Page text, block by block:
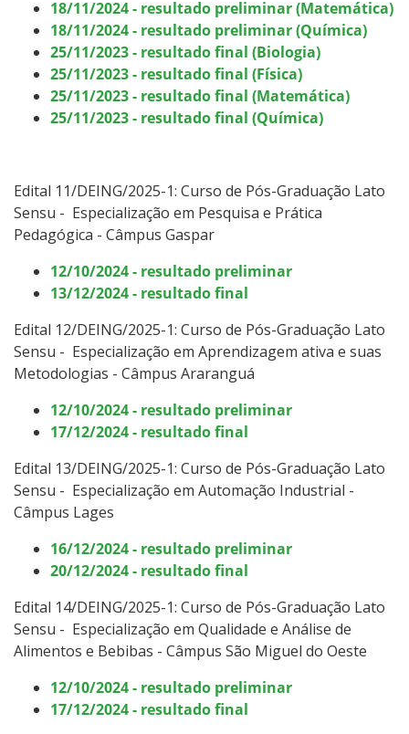
18/11/2024 - resultado preliminar (Matemática)
18/11/2024 - resultado preliminar (Química)
25/11/2023 - resultado final (Biologia)
25/11/2023 - resultado final (Física)
25/11/2023 - resultado final (Matemática)
25/11/2023 - resultado final (Química)
Edital 11/DEING/2025-1: Curso de Pós-Graduação Lato
Sensu - Especialização em Pesquisa e Prática
Pedagógica - Câmpus Gaspar
12/10/2024 - resultado preliminar
13/12/2024 - resultado final
Edital 12/DEING/2025-1: Curso de Pós-Graduação Lato
Sensu - Especialização em Aprendizagem ativa e suas
Metodologias - Câmpus Araranguá
12/10/2024 - resultado preliminar
17/12/2024 - resultado final
Edital 13/DEING/2025-1: Curso de Pós-Graduação Lato
Sensu - Especialização em Automação Industrial -
Câmpus Lages
16/12/2024 - resultado preliminar
20/12/2024 - resultado final
Edital 14/DEING/2025-1: Curso de Pós-Graduação Lato
Sensu - Especialização em Qualidade e Análise de
Alimentos e Bebibas - Câmpus São Miguel do Oeste
12/10/2024 - resultado preliminar
17/12/2024 - resultado final